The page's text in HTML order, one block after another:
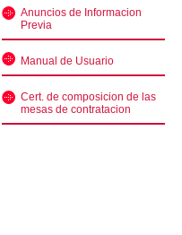
Anuncios de Informacion
Previa
Manual de Usuario
Cert. de composicion de las
mesas de contratacion